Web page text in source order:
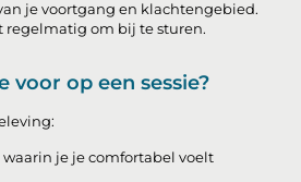
je voortgang en klachtengebied.
regelmatig om bij te sturen.
voor op een sessie?
je je comfortabel voelt